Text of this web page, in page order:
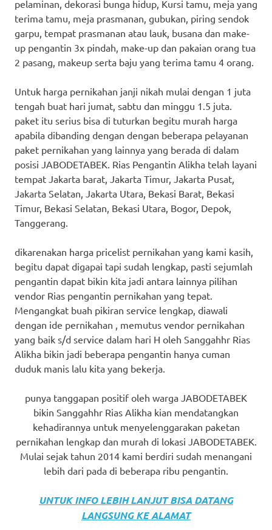
pelaminan, dekorasi bunga hidup, Kursi tamu, meja yang
terima tamu, meja prasmanan, gubukan, piring sendok
garpu, tempat prasmanan atau lauk, busana dan make-
up pengantin 3x pindah, make-up dan pakaian orang tua
2 pasang, makeup serta baju yang terima tamu 4 orang.
Untuk harga pernikahan janji nikah mulai dengan 1 juta
tengah buat hari jumat, sabtu dan minggu 1.5 juta.
paket itu serius bisa di tuturkan begitu murah harga
apabila dibanding dengan dengan beberapa pelayanan
paket pernikahan yang lainnya yang berada di dalam
posisi JABODETABEK. Rias Pengantin Alikha telah layani
tempat Jakarta barat, Jakarta Timur, Jakarta Pusat,
Jakarta Selatan, Jakarta Utara, Bekasi Barat, Bekasi
Timur, Bekasi Selatan, Bekasi Utara, Bogor, Depok,
Tanggerang.
dikarenakan harga pricelist pernikahan yang kami kasih,
begitu dapat digapai tapi sudah lengkap, pasti sejumlah
pengantin dapat bikin kita jadi antara lainnya pilihan
vendor Rias pengantin pernikahan yang tepat.
Mengangkat buah pikiran service lengkap, diawali
dengan ide pernikahan , memutus vendor pernikahan
yang baik s/d service dalam hari H oleh Sanggahhr Rias
Alikha bikin jadi beberapa pengantin hanya cuman
duduk manis lalu kita yang bekerja.
punya tanggapan positif oleh warga JABODETABEK
bikin Sanggahhr Rias Alikha kian mendatangkan
kehadirannya untuk menyelenggarakan paketan
pernikahan lengkap dan murah di lokasi JABODETABEK.
Mulai sejak tahun 2014 kami berdiri sudah menangani
lebih dari pada di beberapa ribu pengantin.
UNTUK INFO LEBIH LANJUT BISA DATANG
LANGSUNG KE ALAMAT